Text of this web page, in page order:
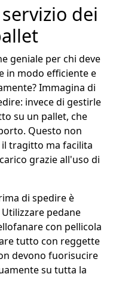
dei
geniale per chi deve
in modo efficiente e
Immagina di
invece di gestirle
su un pallet, che
Questo non
tragitto ma facilita
grazie all'uso di
di spedire è
Utilizzare pedane
con pellicola
tutto con reggette
devono fuorisucire
su tutta la